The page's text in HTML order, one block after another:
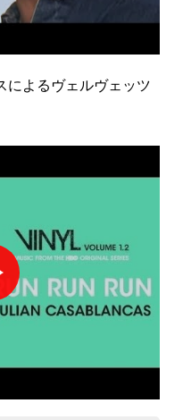
によるヴェルヴェッツ